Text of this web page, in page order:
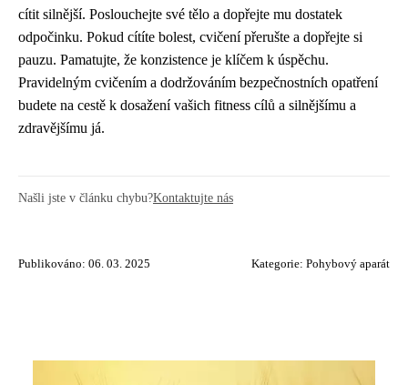
cítit silnější. Poslouchejte své tělo a dopřejte mu dostatek
odpočinku. Pokud cítíte bolest, cvičení přerušte a dopřejte si
pauzu. Pamatujte, že konzistence je klíčem k úspěchu.
Pravidelným cvičením a dodržováním bezpečnostních opatření
budete na cestě k dosažení vašich fitness cílů a silnějšímu a
zdravějšímu já.
Našli jste v článku chybu?Kontaktujte nás
Publikováno: 06. 03. 2025 Kategorie: Pohybový aparát